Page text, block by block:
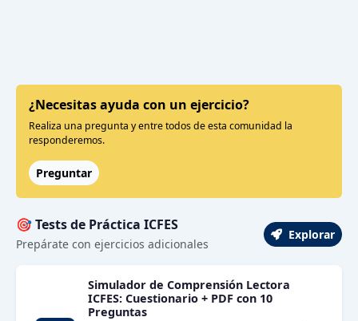
¿Necesitas ayuda con un ejercicio?
Realiza una pregunta y entre todos de esta comunidad la
responderemos.
Preguntar
🎯 Tests de Práctica ICFES
Prepárate con ejercicios adicionales
Explorar
Simulador de Comprensión Lectora
ICFES: Cuestionario + PDF con 10
Preguntas